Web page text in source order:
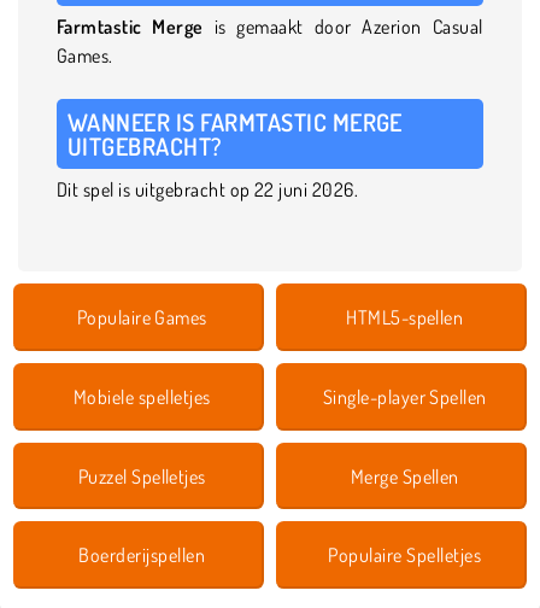
Farmtastic Merge is gemaakt door Azerion Casual
Games.
WANNEER IS FARMTASTIC MERGE
UITGEBRACHT?
Dit spel is uitgebracht op 22 juni 2026.
Populaire Games HTML5-spellen
Mobiele spelletjes Single-player Spellen
Puzzel Spelletjes Merge Spellen
Boerderijspellen Populaire Spelletjes